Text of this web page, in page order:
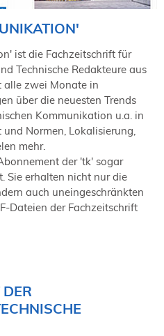
ist die Fachzeitschrift für
Technische Redakteure aus
alle zwei Monate in
über die neuesten Trends
Kommunikation u.a. in
Normen, Lokalisierung,
mehr.
der 'tk' sogar
Sie erhalten nicht nur die
auch uneingeschränkten
Dateien der Fachzeitschrift